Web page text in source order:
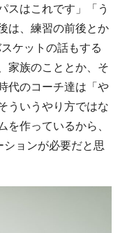
スはこれです」「う
は、練習の前後とか
ケットの話もする
家族のこととか、そ
代のコーチ達は「や
ういうやり方ではな
作っているから、
ョンが必要だと思